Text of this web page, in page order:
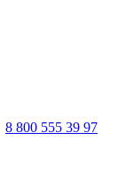
8 800 555 39 97